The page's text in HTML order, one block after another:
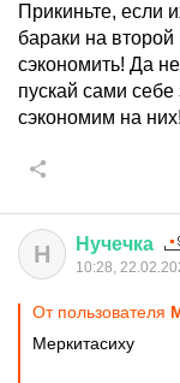
Прикиньте, если
бараки на
сэкономить! Да
пускай сами
сэкономим на них!
Н Нучечка
10:28,
От пользователя
Меркитасиху